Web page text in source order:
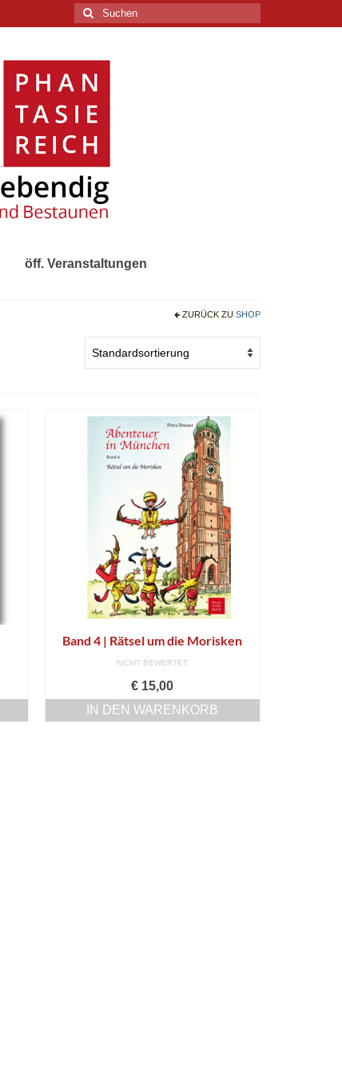
Suchen
nach:
öff. Veranstaltungen
ZURÜCK ZU SHOP
Band 4 | Rätsel um die Morisken
NICHT BEWERTET
€ 15,00
IN DEN WARENKORB